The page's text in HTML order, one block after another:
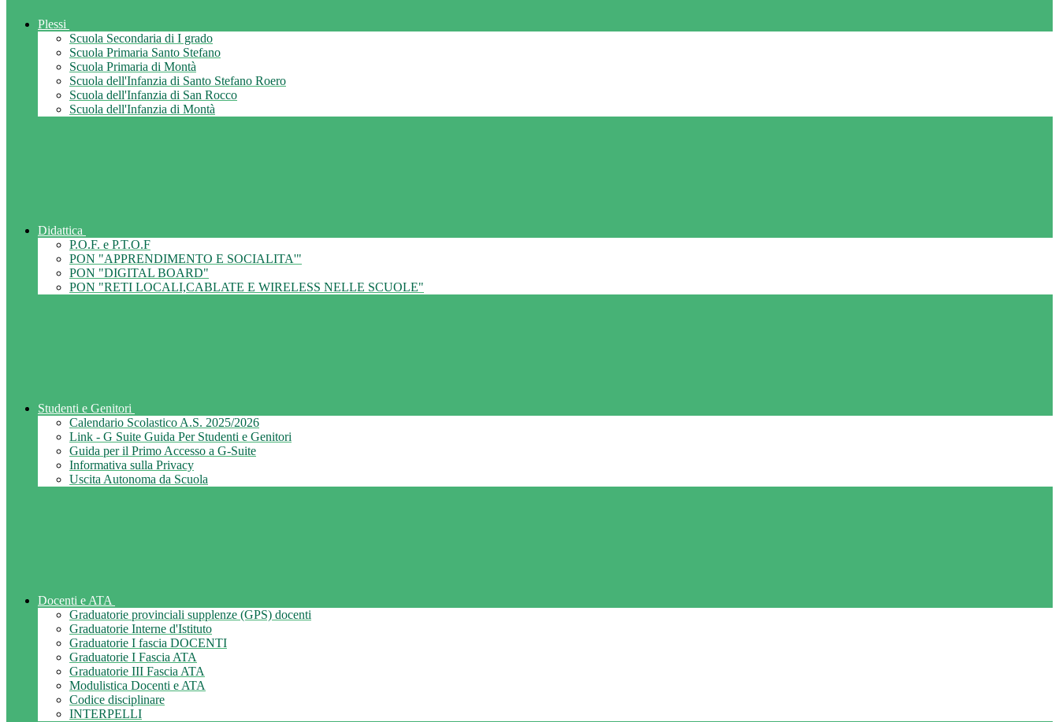
Plessi
Scuola Secondaria di I grado
Scuola Primaria Santo Stefano
Scuola Primaria di Montà
Scuola dell'Infanzia di Santo Stefano Roero
Scuola dell'Infanzia di San Rocco
Scuola dell'Infanzia di Montà
Didattica
P.O.F. e P.T.O.F
PON "APPRENDIMENTO E SOCIALITA'"
PON "DIGITAL BOARD"
PON "RETI LOCALI,CABLATE E WIRELESS NELLE SCUOLE"
Studenti e Genitori
Calendario Scolastico A.S. 2025/2026
Link - G Suite Guida Per Studenti e Genitori
Guida per il Primo Accesso a G-Suite
Informativa sulla Privacy
Uscita Autonoma da Scuola
Docenti e ATA
Graduatorie provinciali supplenze (GPS) docenti
Graduatorie Interne d'Istituto
Graduatorie I fascia DOCENTI
Graduatorie I Fascia ATA
Graduatorie III Fascia ATA
Modulistica Docenti e ATA
Codice disciplinare
INTERPELLI